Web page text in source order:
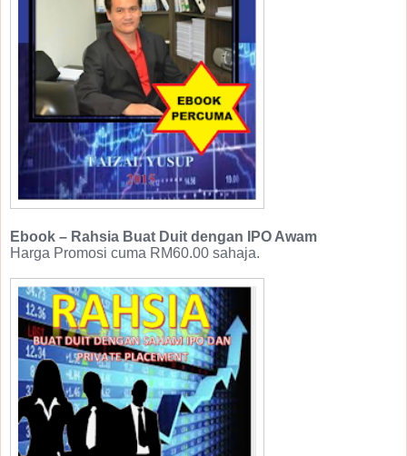
Ebook – Rahsia Buat Duit dengan IPO Awam
Harga Promosi cuma RM60.00 sahaja.